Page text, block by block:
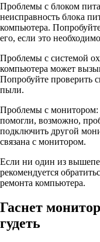
Проблемы с блоком
неисправность блока
компьютера.
его, если это
Проблемы с системой
компьютера может
Попробуйте проверить
пыли.
Проблемы с монитором:
помогли, возможно,
подключить другой
связана с монитором.
Если ни один из
рекомендуется
ремонта компьютера.
Гаснет
гудеть